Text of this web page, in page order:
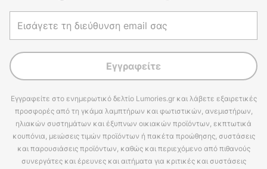
Εγγραφείτε
Εγγραφείτε στο ενημερωτικό δελτίο Lumories.gr και λάβετε εξαιρετικές
προσφορές από τη γκάμα λαμπτήρων και φωτιστικών, ανεμιστήρων,
ηλιακών συστημάτων και έξυπνων οικιακών προϊόντων, εκπτωτικά
κουπόνια, μειώσεις τιμών προϊόντων ή πακέτα προώθησης, συστάσεις
και παρουσιάσεις προϊόντων, καθώς και περιεχόμενο από πιθανούς
συνεργάτες και έρευνες και αιτήματα για κριτικές και συστάσεις